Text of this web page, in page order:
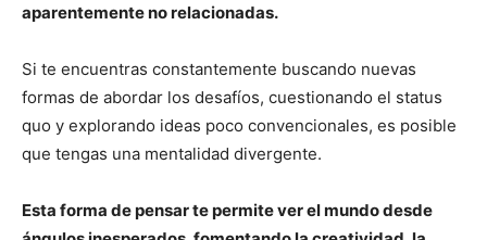
aparentemente no relacionadas.
Si te encuentras constantemente buscando nuevas
formas de abordar los desafíos, cuestionando el status
quo y explorando ideas poco convencionales, es posible
que tengas una mentalidad divergente.
Esta forma de pensar te permite ver el mundo desde